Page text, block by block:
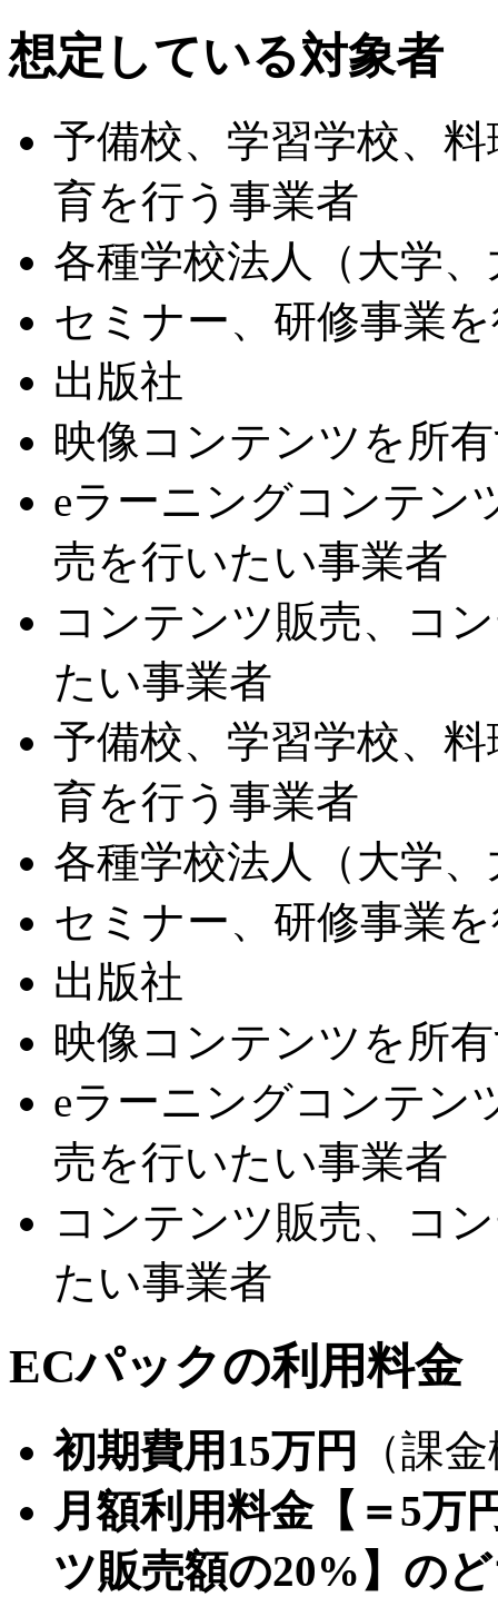
想定している対象者
予備校、学習学校、
育を行う事業者
各種学校法人（大学
セミナー、研修事業
出版社
映像コンテンツを所
eラーニングコンテン
売を行いたい事業者
コンテンツ販売、コ
たい事業者
予備校、学習学校、
育を行う事業者
各種学校法人（大学
セミナー、研修事業
出版社
映像コンテンツを所
eラーニングコンテン
売を行いたい事業者
コンテンツ販売、コ
たい事業者
ECパックの利用料金
初期費用15万円
（課
月額利用料金【＝5
ツ販売額の20%】の